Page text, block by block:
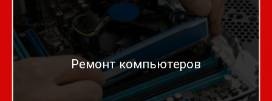
Ремонт компьютеров